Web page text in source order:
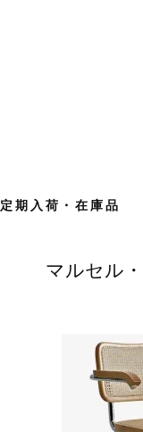
定期入荷・在庫品
マルセル